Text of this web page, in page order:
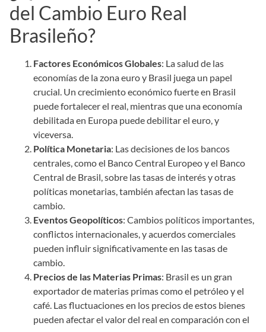
del Cambio Euro Real
Brasileño?
Factores Económicos Globales: La salud de las
economías de la zona euro y Brasil juega un papel
crucial. Un crecimiento económico fuerte en Brasil
puede fortalecer el real, mientras que una economía
debilitada en Europa puede debilitar el euro, y
viceversa.
Política Monetaria: Las decisiones de los bancos
centrales, como el Banco Central Europeo y el Banco
Central de Brasil, sobre las tasas de interés y otras
políticas monetarias, también afectan las tasas de
cambio.
Eventos Geopolíticos: Cambios políticos importantes,
conflictos internacionales, y acuerdos comerciales
pueden influir significativamente en las tasas de
cambio.
Precios de las Materias Primas: Brasil es un gran
exportador de materias primas como el petróleo y el
café. Las fluctuaciones en los precios de estos bienes
pueden afectar el valor del real en comparación con el